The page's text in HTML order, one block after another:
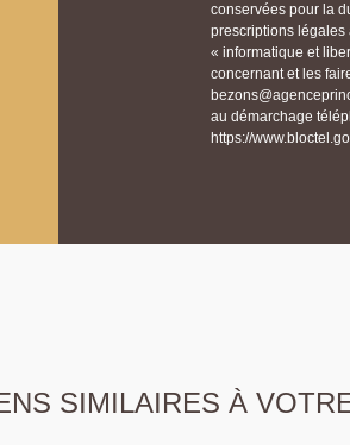
conservées pour la
prescriptions légales
« informatique et
concernant et les
au démarchage
https://
SIMILAIRES À